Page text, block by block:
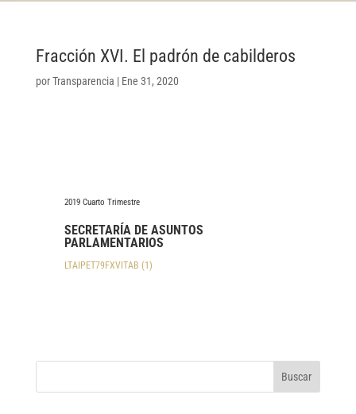
Fracción XVI. El padrón de cabilderos
porTransparencia | Ene 31, 2020
2019 Cuarto Trimestre
SECRETARÍA DE ASUNTOS
PARLAMENTARIOS
LTAIPET79FXVITAB (1)